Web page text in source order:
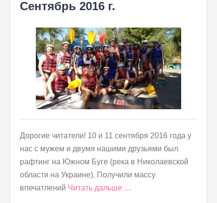
Сентябрь 2016 г.
Дорогие читатели! 10 и 11 сентября 2016 года у
нас с мужем и двумя нашими друзьями был
рафтинг на Южном Буге (река в Николаевской
области на Украине). Получили массу
впечатлений Читать дальше …